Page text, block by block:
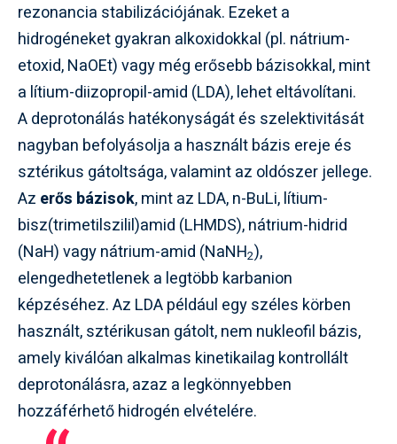
rezonancia stabilizációjának. Ezeket a
hidrogéneket gyakran alkoxidokkal (pl. nátrium-
etoxid, NaOEt) vagy még erősebb bázisokkal, mint
a lítium-diizopropil-amid (LDA), lehet eltávolítani.
A deprotonálás hatékonyságát és szelektivitását
nagyban befolyásolja a használt bázis ereje és
sztérikus gátoltsága, valamint az oldószer jellege.
Az erős bázisok, mint az LDA, n-BuLi, lítium-
bisz(trimetilszilil)amid (LHMDS), nátrium-hidrid
(NaH) vagy nátrium-amid (NaNH2),
elengedhetetlenek a legtöbb karbanion
képzéséhez. Az LDA például egy széles körben
használt, sztérikusan gátolt, nem nukleofil bázis,
amely kiválóan alkalmas kinetikailag kontrollált
deprotonálásra, azaz a legkönnyebben
hozzáférhető hidrogén elvételére.